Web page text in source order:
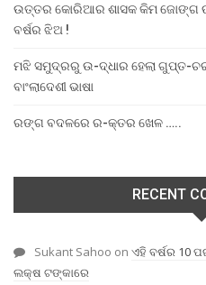
ଉତ୍ତର କୋରିଆର ଶାସକ କିମ ଜୋଙ୍ଗ
ବର୍ଷର ଝିଅ !
ମଝି ସମୁଦ୍ରରୁ ଉ-ଦ୍ଧାର ହେଲା ଗୁପ୍ତ-ଚର
ବାଂଲାଦେଶୀ ଭାଷା
ରଙ୍ଗ ବଦଳରେ ର-କ୍ତର ଖେଳ …..
RECENT
Sukant Sahoo on ଏହି ବର୍ଷର 10
ଲକ୍ଷ ଟଙ୍କାରେ